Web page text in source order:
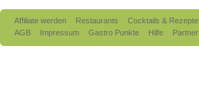
Affiliate werden Restaurants
Cocktails & Rezepte
AGB
Impressum Gastro Punkte Hilfe Partner